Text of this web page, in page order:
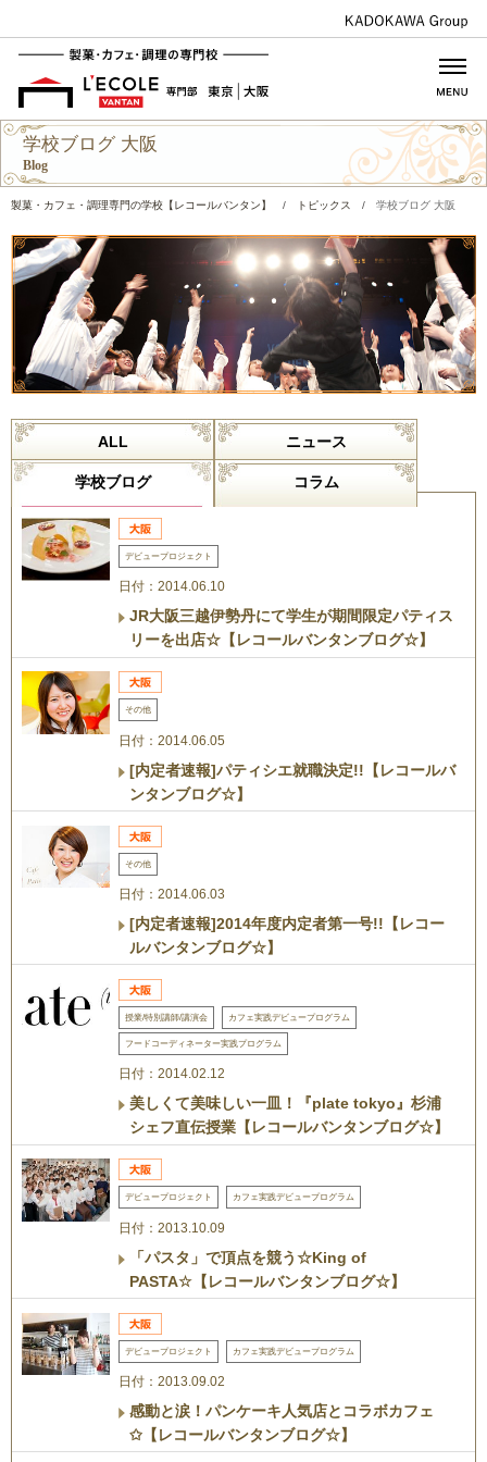
学校ブログ 大阪
Blog
製菓・カフェ・調理専門の学校【レコールバンタン】 / トピックス / 学校ブログ 大阪
ALL ニュース
学校ブログ コラム
デビュープロジェクト
日付：2014.06.10
JR大阪三越伊勢丹にて学生が期間限定パティス
リーを出店☆【レコールバンタンブログ☆】
その他
日付：2014.06.05
[内定者速報]パティシエ就職決定!!【レコールバ
ンタンブログ☆】
その他
日付：2014.06.03
[内定者速報]2014年度内定者第一号!!【レコー
ルバンタンブログ☆】
授業/特別講師/講演会 カフェ実践デビュープログラム
フードコーディネーター実践プログラム
日付：2014.02.12
美しくて美味しい一皿！『plate tokyo』杉浦
シェフ直伝授業【レコールバンタンブログ☆】
デビュープロジェクト カフェ実践デビュープログラム
日付：2013.10.09
「パスタ」で頂点を競う☆King of
PASTA☆【レコールバンタンブログ☆】
デビュープロジェクト カフェ実践デビュープログラム
日付：2013.09.02
感動と涙！パンケーキ人気店とコラボカフェ
✩【レコールバンタンブログ☆】